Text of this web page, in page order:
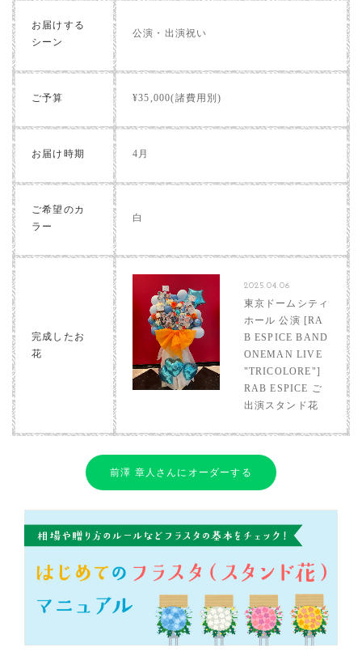
お届けする
シーン
公演・出演祝い
ご予算 ¥35,000(諸費用別)
お届け時期 4月
ご希望のカ
ラー
白
完成したお
花
2025.04.06
東京ドームシティ
ホール 公演 [RA
B ESPICE BAND
ONEMAN LIVE
"TRICOLORE"]
RAB ESPICE ご
出演スタンド花
前澤 章人さんにオーダーする